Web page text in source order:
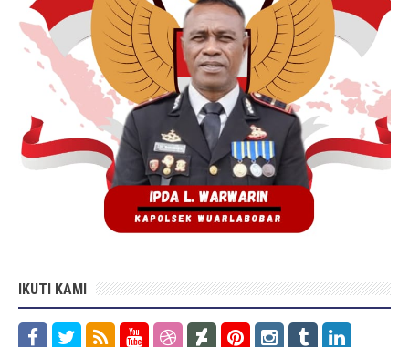
IKUTI KAMI